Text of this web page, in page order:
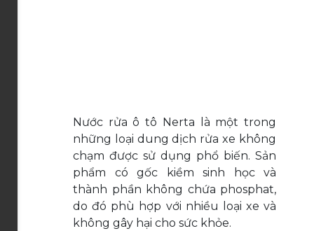
Nước rửa ô tô Nerta là một trong
những loại dung dịch rửa xe không
chạm được sử dụng phổ biến. Sản
phẩm có gốc kiềm sinh học và
thành phần không chứa phosphat,
do đó phù hợp với nhiều loại xe và
không gây hại cho sức khỏe.